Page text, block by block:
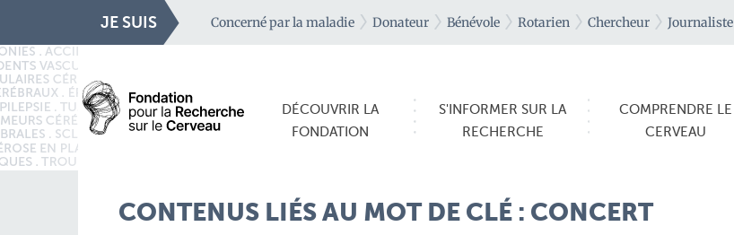
JE SUIS Concerné par la maladie Donateur Bénévole Rotarien Chercheur Journaliste
DÉCOUVRIR LA
FONDATION
S'INFORMER SUR LA
RECHERCHE
COMPRENDRE LE
CERVEAU
CONTENUS LIÉS AU MOT DE CLÉ : CONCERT